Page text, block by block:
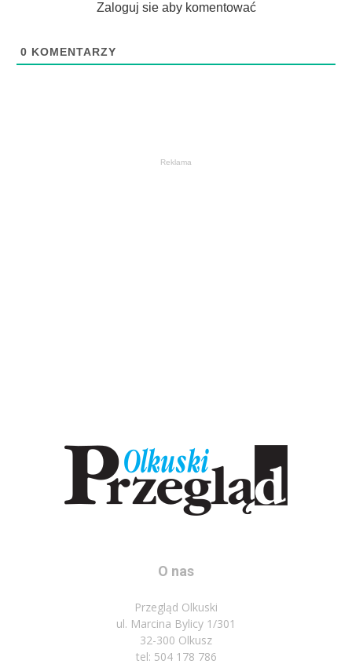
Zaloguj sie aby komentować
0 KOMENTARZY
Reklama
O nas
Przegląd Olkuski
ul. Marcina Bylicy 1/301
32-300 Olkusz
tel: 504 178 786